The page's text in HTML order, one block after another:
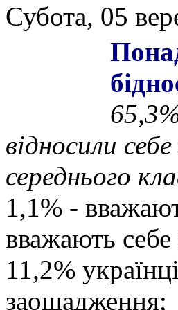
Субота, 05
відносили
середнього
1,1% -
вважають
11,2%
заощадження;